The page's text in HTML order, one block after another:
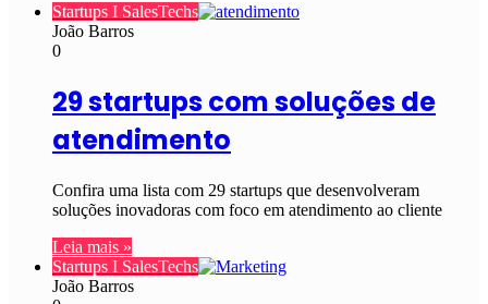
Startups I SalesTechs
João Barros
0
29 startups com soluções de
atendimento
Confira uma lista com 29 startups que desenvolveram
soluções inovadoras com foco em atendimento ao cliente
Leia mais »
Startups I SalesTechs
João Barros